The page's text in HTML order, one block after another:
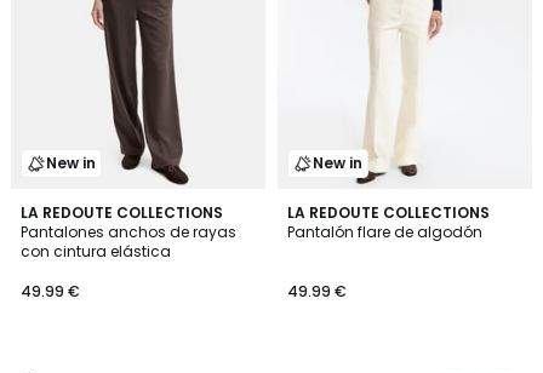
New in
LA REDOUTE COLLECTIONS
Pantalones anchos de rayas
con cintura elástica
49.99 €
5
/
5
New in
LA REDOUTE COLLECTIONS
Pantalón flare de algodón
49.99 €
2
Colores